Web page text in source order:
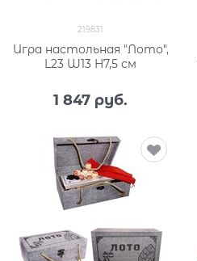
219831
Игра настольная "Лото",
L23 W13 H7,5 см
1 847 руб.